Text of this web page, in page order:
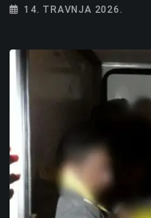
14. TRAVNJA 2026.